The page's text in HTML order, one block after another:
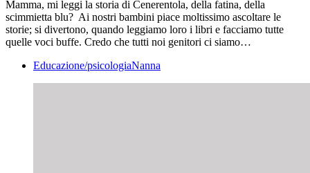
Mamma, mi leggi la storia di Cenerentola, della fatina, della
scimmietta blu? Ai nostri bambini piace moltissimo ascoltare le
storie; si divertono, quando leggiamo loro i libri e facciamo tutte
quelle voci buffe. Credo che tutti noi genitori ci siamo…
Educazione/psicologiaNanna